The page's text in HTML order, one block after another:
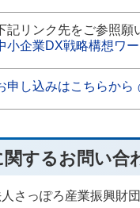
記リンク先をご参照願
小企業DX戦略構想ワ
申し込みはこちらから
するお問い合
さっぽろ産業振興財